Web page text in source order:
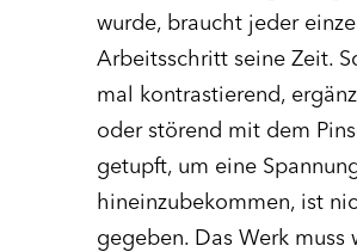
wurde, braucht jeder
Arbeitsschritt seine Zeit.
mal kontrastierend,
oder störend mit dem
getupft, um eine
hineinzubekommen, ist
gegeben. Das Werk muss